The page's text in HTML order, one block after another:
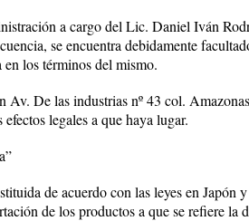
a cargo del Lic. Daniel Iván
se encuentra debidamente
en los términos del mismo.
Av. De las industrias nº 43 col.
legales a que haya lugar.
de acuerdo con las leyes en Japón
de los productos a que se refiere la